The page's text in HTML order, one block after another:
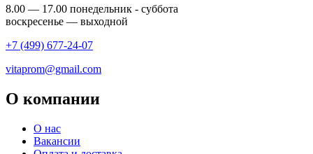
8.00 — 17.00 понедельник - суббота
воскресенье — выходной
+7 (499) 677-24-07
vitaprom@gmail.com
О компании
О нас
Вакансии